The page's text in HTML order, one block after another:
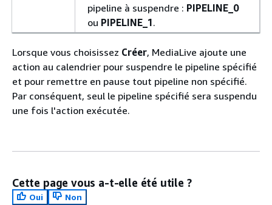
pipeline à suspendre : PIPELINE_0
ou PIPELINE_1.
Lorsque vous choisissez Créer, MediaLive ajoute une
action au calendrier pour suspendre le pipeline spécifié
et pour remettre en pause tout pipeline non spécifié.
Par conséquent, seul le pipeline spécifié sera suspendu
une fois l'action exécutée.
Cette page vous a-t-elle été utile ?
Oui
Non